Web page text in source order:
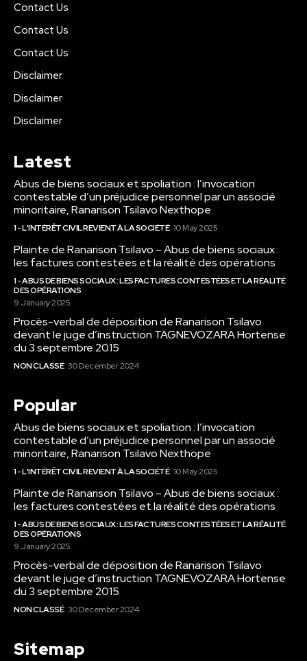
Contact Us
Contact Us
Contact Us
Disclaimer
Disclaimer
Disclaimer
Latest
Abus de biens sociaux et spoliation : l’invocation
contestable d’un préjudice personnel par un associé
minoritaire, Ranarison Tsilavo Nexthope
1 - L'INTÉRÊT CIVIL REVIENT À LA SOCIÉTÉ 10 May 2025
Plainte de Ranarison Tsilavo – Abus de biens sociaux :
les factures contestées et la réalité des opérations
1 - ABUS DE BIENS SOCIAUX : LES FACTURES CONTESTÉES ET LA RÉALITÉ
DES OPÉRATIONS
9 January 2025
Procès-verbal de déposition de Ranarison Tsilavo
devant le juge d’instruction TAGNEVOZARA Hortense
du 3 septembre 2015
NON CLASSÉ 30 December 2024
Popular
Abus de biens sociaux et spoliation : l’invocation
contestable d’un préjudice personnel par un associé
minoritaire, Ranarison Tsilavo Nexthope
1 - L'INTÉRÊT CIVIL REVIENT À LA SOCIÉTÉ 10 May 2025
Plainte de Ranarison Tsilavo – Abus de biens sociaux :
les factures contestées et la réalité des opérations
1 - ABUS DE BIENS SOCIAUX : LES FACTURES CONTESTÉES ET LA RÉALITÉ
DES OPÉRATIONS
9 January 2025
Procès-verbal de déposition de Ranarison Tsilavo
devant le juge d’instruction TAGNEVOZARA Hortense
du 3 septembre 2015
NON CLASSÉ 30 December 2024
Sitemap